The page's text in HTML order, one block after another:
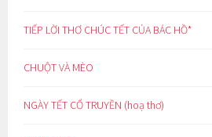
TIẾP LỜI THƠ CHÚC TẾT CỦA BÁC HỒ*
CHUỘT VÀ MÈO
NGÀY TẾT CỔ TRUYỀN (hoạ thơ)